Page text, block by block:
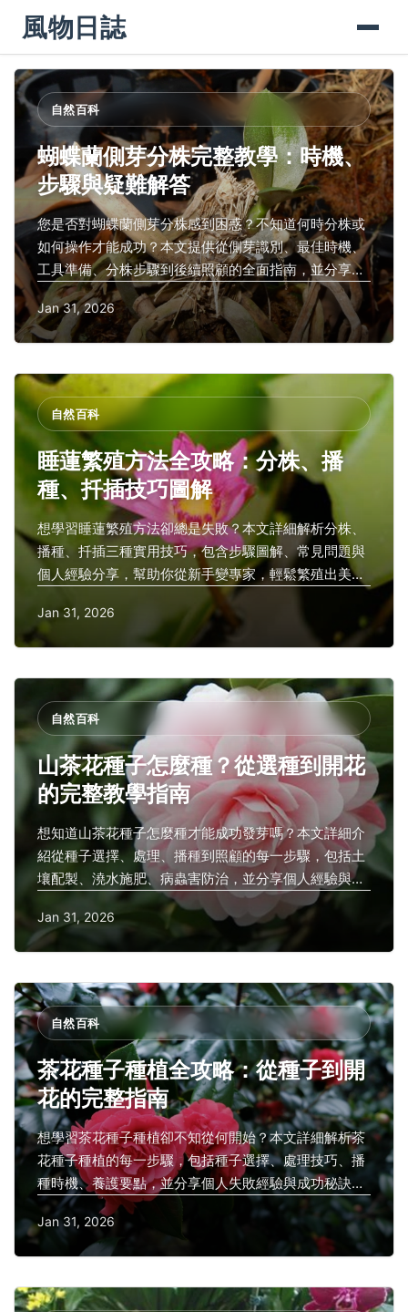
風物日誌
自然百科
蝴蝶蘭側芽分株完整教學：時機、
步驟與疑難解答
您是否對蝴蝶蘭側芽分株感到困惑？不知道何時分株或
如何操作才能成功？本文提供從側芽識別、最佳時機、
工具準備、分株步驟到後續照顧的全面指南，並分享個
人經驗與常見問題解答，幫助您避免失敗，輕鬆繁殖新
株。內容基於實際操作和權威資料，適合所有程度的園
藝愛好者。
Jan 31, 2026
自然百科
睡蓮繁殖方法全攻略：分株、播
種、扦插技巧圖解
想學習睡蓮繁殖方法卻總是失敗？本文詳細解析分株、
播種、扦插三種實用技巧，包含步驟圖解、常見問題與
個人經驗分享，幫助你從新手變專家，輕鬆繁殖出美麗
Jan 31, 2026
自然百科
山茶花種子怎麼種？從選種到開花
的完整教學指南
想知道山茶花種子怎麼種才能成功發芽嗎？本文詳細介
紹從種子選擇、處理、播種到照顧的每一步驟，包括土
壤配製、澆水施肥、病蟲害防治，並分享個人經驗與常
見問題解答。無論您是新手還是老手，都能輕鬆學會山
茶花種子怎麼種，讓您的花園綻放美麗花朵。內容基於
權威資源，提供實用技巧，解決種植過程中的各種難
Jan 31, 2026
自然百科
茶花種子種植全攻略：從種子到開
花的完整指南
想學習茶花種子種植卻不知從何開始？本文詳細解析茶
花種子種植的每一步驟，包括種子選擇、處理技巧、播
種時機、養護要點，並分享個人失敗經驗與成功秘訣。
文中還提供台灣行政院農業委員會等權威外鏈，確保資
訊準確可靠，幫助您從新手變專家。
Jan 31, 2026